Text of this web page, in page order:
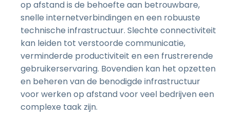
op afstand is de behoefte aan betrouwbare,
snelle internetverbindingen en een robuuste
technische infrastructuur. Slechte connectiviteit
kan leiden tot verstoorde communicatie,
verminderde productiviteit en een frustrerende
gebruikerservaring. Bovendien kan het opzetten
en beheren van de benodigde infrastructuur
voor werken op afstand voor veel bedrijven een
complexe taak zijn.